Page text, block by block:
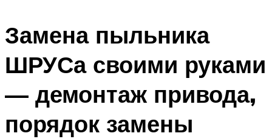
Замена пыльника
ШРУСа своими руками
— демонтаж привода,
порядок замены